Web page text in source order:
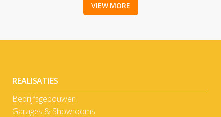
VIEW MORE
REALISATIES
Bedrijfsgebouwen
Garages & Showrooms